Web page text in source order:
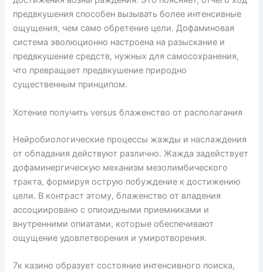
предвкушения способен вызывать более интенсивные
ощущения, чем само обретение цели. Дофаминовая
система эволюционно настроена на разыскание и
предвкушение средств, нужных для самосохранения,
что превращает предвкушение природно
существенным принципом.
Хотение получить versus блаженство от располагания
Нейробиологические процессы жажды и наслаждения
от обладания действуют различно. Жажда задействует
дофаминергическую механизм мезолимбического
тракта, формируя острую побуждение к достижению
цели. В контраст этому, блаженство от владения
ассоциировано с опиоидными приемниками и
внутренними опиатами, которые обеспечивают
ощущение удовлетворения и умиротворения.
7к казино образует состояние интенсивного поиска,